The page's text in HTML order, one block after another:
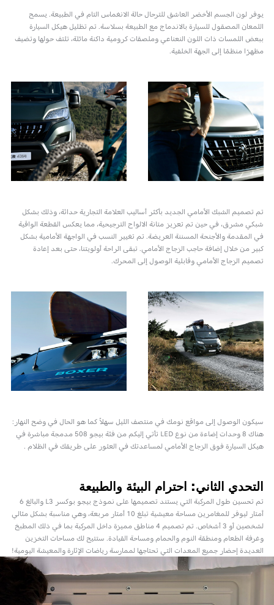
يوفر لون الجسم الأخضر العاشق للترحال حالة الانغماس التام في الطبيعة. يسمح
اللمعان المصقول للسيارة بالاندماج مع الطبيعة بسلاسة. تم تظليل هيكل السيارة
ببعض اللمسات ذات اللون النعناعي وملصقات كرومية داكنة مائلة، تلتف حولها وتضيف
مظهرًا منظمًا إلى الجهة الخلفية.
تم تصميم الشبك الأمامي الجديد بأكثر أساليب العلامة التجارية حداثة، وذلك بشكل
شبكي مشرق، في حين تم تعزيز متانة الالواح الترجيحية، مما يعكس القطعة الواقية
في المقدمة والأجنحة المسننة العريضة. تم تغيير النسب في الواجهة الأمامية بشكل
كبير من خلال إضافة حاجب الزجاج الأمامي. تبقى الراحة أولويتنا، حتى بعد إعادة
تصميم الزجاج الأمامي وقابلية الوصول إلى المحرك.
سيكون الوصول إلى مواقع نومك في منتصف الليل سهلاً كما هو الحال في وضح النهار:
هناك 8 وحدات إضاءة من نوع LED تأتي إليكم من فئة بيجو 508 مدمجة مباشرة في
هيكل السيارة فوق الزجاج الأمامي لمساعدتك في العثور على طريقك في الظلام .
التحدي الثاني: احترام البيئة والطبيعة
تم تحسين طول المركبة التي يستند تصميمها على نموذج بيجو بوكسر L3 والبالغ 6
أمتار ليوفر للمغامرين مساحة معيشية تبلغ 10 أمتار مربعة، وهي مناسبة بشكل مثالي
لشخصين أو 3 أشخاص. تم تصميم 4 مناطق مميزة داخل المركبة بما في ذلك المطبخ
وغرفة الطعام ومنطقة النوم والحمام ومساحة القيادة. ستتيح لك مساحات التخزين
العديدة إحضار جميع المعدات التي تحتاجها لممارسة رياضات الإثارة والمعيشة اليومية!